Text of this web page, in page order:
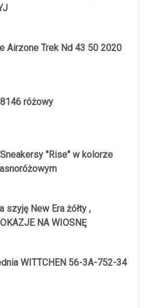
Airzone Trek Nd 43 50 2020
różowy
"Rise" w kolorze
szyję New Era żółty ,
NA WIOSNĘ
WITTCHEN 56-3A-752-34